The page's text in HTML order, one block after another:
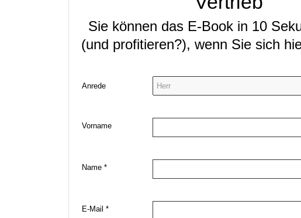
Sie können das E-Book in 10
(und profitieren?), wenn Sie sich
Anrede
Vorname
Name *
E-Mail *